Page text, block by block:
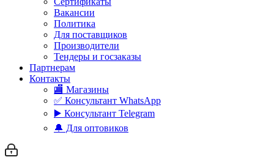
Вакансии
Политика
Для поставщиков
Производители
Тендеры и госзаказы
Партнерам
Контакты
🏬 Магазины
✅️ Консультант WhatsApp
▶️ Консультант Telegram
🔔 Для оптовиков